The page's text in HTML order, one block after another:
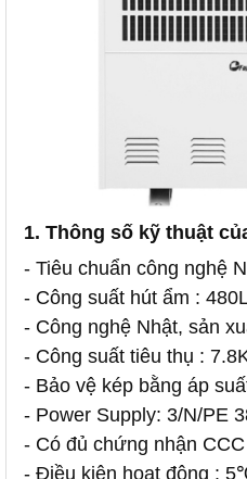
1. Thông số kỹ thuật
- Tiêu chuẩn công nghệ
- Công suất hút ẩm :
- Công nghệ Nhật, sản
- Công suất tiêu thụ :
- Bảo vệ kép bằng áp
- Power Supply: 3/N/PE
- Có đủ chứng nhận
- Điều kiện hoạt động :